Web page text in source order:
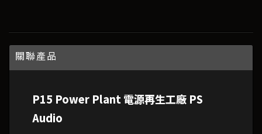
關聯產品
P15 Power Plant 電源再生工廠 PS
Audio